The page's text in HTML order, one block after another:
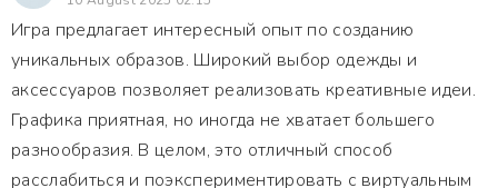
Игра предлагает интересный опыт по созданию
уникальных образов. Широкий выбор одежды и
аксессуаров позволяет реализовать креативные идеи.
Графика приятная, но иногда не хватает большего
разнообразия. В целом, это отличный способ
расслабиться и поэкспериментировать с виртуальным